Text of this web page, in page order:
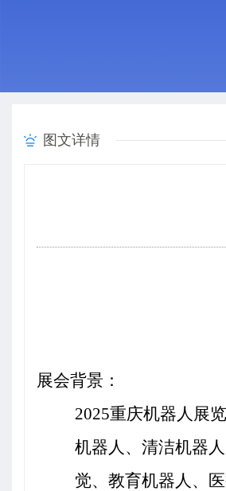
图文详情
展会背景：
2025重庆机器人展
机器人、清洁机器
觉、教育机器人、